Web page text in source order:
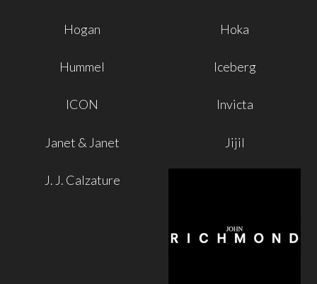
Hogan Hoka
Hummel Iceberg
ICON Invicta
Janet & Janet Jijil
J. J. Calzature